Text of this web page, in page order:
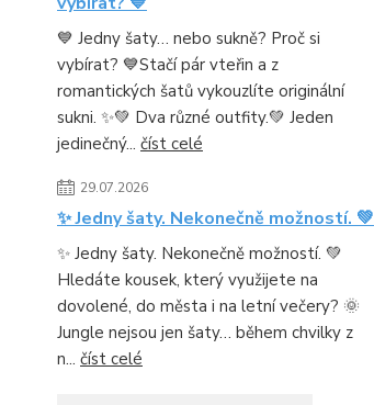
💙 Jedny šaty… nebo sukně? Proč si
vybírat? 💙Stačí pár vteřin a z
romantických šatů vykouzlíte originální
sukni. ✨💚 Dva různé outfity.💚 Jeden
jedinečný... číst celé
29.07.2026
✨ Jedny šaty. Nekonečně možností. 💚
✨ Jedny šaty. Nekonečně možností. 💚
Hledáte kousek, který využijete na
dovolené, do města i na letní večery? 🌞
Jungle nejsou jen šaty… během chvilky z
n... číst celé